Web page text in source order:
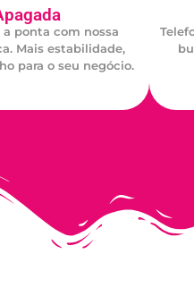
ponta com nossa
Mais estabilidade,
para o seu negócio.